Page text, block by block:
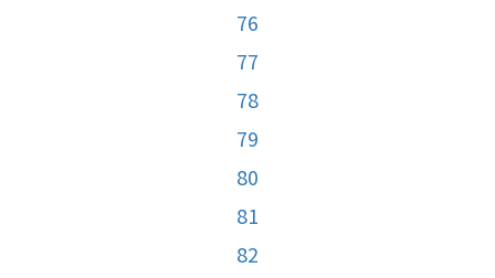
76
77
78
79
80
81
82